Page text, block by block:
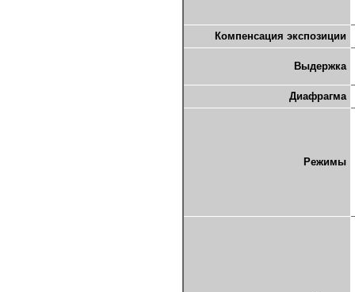
Компенсация экспозиции
Выдержка
Диафрагма
Режимы